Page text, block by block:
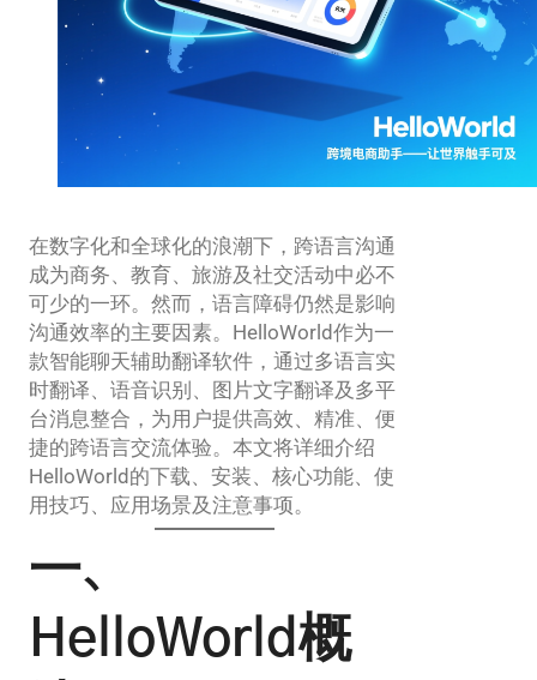
在数字化和全球化的浪潮下，跨语言沟通
成为商务、教育、旅游及社交活动中必不
可少的一环。然而，语言障碍仍然是影响
沟通效率的主要因素。HelloWorld作为一
款智能聊天辅助翻译软件，通过多语言实
时翻译、语音识别、图片文字翻译及多平
台消息整合，为用户提供高效、精准、便
捷的跨语言交流体验。本文将详细介绍
HelloWorld的下载、安装、核心功能、使
用技巧、应用场景及注意事项。
一、
HelloWorld概